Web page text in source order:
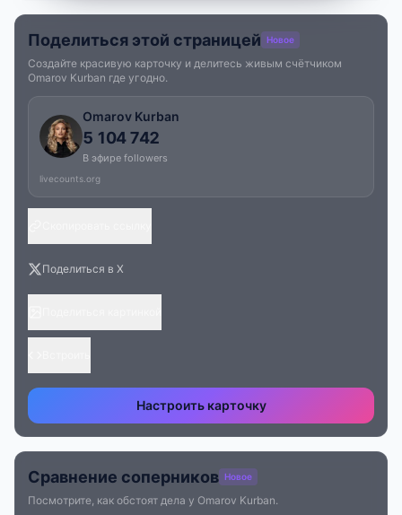
Поделиться этой страницей Новое
Создайте красивую карточку и делитесь живым счётчиком
Omarov Kurban где угодно.
Omarov Kurban
5 104 742
В эфире followers
livecounts.org
Поделиться в X
Настроить карточку
Сравнение соперников Новое
Посмотрите, как обстоят дела у Omarov Kurban.